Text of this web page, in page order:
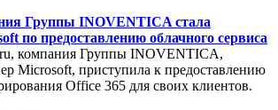
Группы INOVENTICA стала
по предоставлению облачного сервиса
компания Группы INOVENTICA,
Microsoft, приступила к предоставлению
Office 365 для своих клиентов.